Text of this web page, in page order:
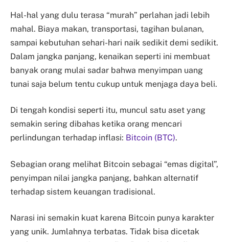
Hal-hal yang dulu terasa “murah” perlahan jadi lebih
mahal. Biaya makan, transportasi, tagihan bulanan,
sampai kebutuhan sehari-hari naik sedikit demi sedikit.
Dalam jangka panjang, kenaikan seperti ini membuat
banyak orang mulai sadar bahwa menyimpan uang
tunai saja belum tentu cukup untuk menjaga daya beli.
Di tengah kondisi seperti itu, muncul satu aset yang
semakin sering dibahas ketika orang mencari
perlindungan terhadap inflasi: Bitcoin (BTC).
Sebagian orang melihat Bitcoin sebagai “emas digital”,
penyimpan nilai jangka panjang, bahkan alternatif
terhadap sistem keuangan tradisional.
Narasi ini semakin kuat karena Bitcoin punya karakter
yang unik. Jumlahnya terbatas. Tidak bisa dicetak